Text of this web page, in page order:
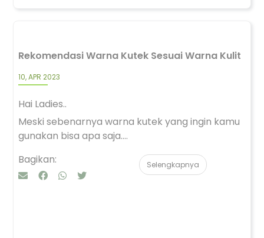
Rekomendasi Warna Kutek Sesuai Warna Kulit
10, APR 2023
Hai Ladies..
Meski sebenarnya warna kutek yang ingin kamu
gunakan bisa apa saja....
Bagikan:
Selengkapnya